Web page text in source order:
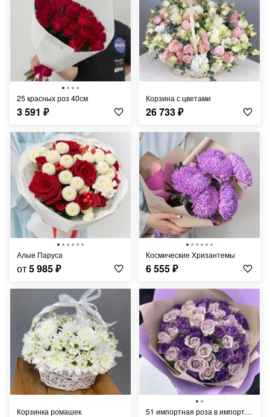
25 красных роз 40см
3 591 ₽
корзина с цветами
26 733₽
Алые Паруса
от5 985₽
Космические Хризантемы
6 555₽
Корзинка ромашек 51 импортная роза в импортной упаковке